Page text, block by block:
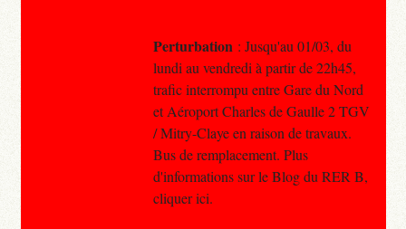
Perturbation : Jusqu'au 01/03, du
lundi au vendredi à partir de 22h45,
trafic interrompu entre Gare du Nord
et Aéroport Charles de Gaulle 2 TGV
/ Mitry-Claye en raison de travaux.
Bus de remplacement. Plus
d'informations sur le Blog du RER B,
cliquer ici.